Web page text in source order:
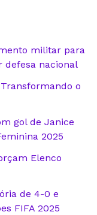
militar para
defesa nacional
o
gol de Janice
2025
Elenco
de 4-0 e
FIFA 2025